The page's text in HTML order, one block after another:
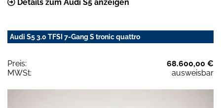
Details zum Audi S5 anzeigen
Audi S5 3.0 TFSI 7-Gang S tronic quattro
Preis:
68.600,00 €
MWSt:
ausweisbar